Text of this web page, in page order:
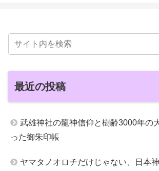
最近の投稿
武雄神社の龍神信仰と樹齢3000年の
った御朱印帳
ヤマタノオロチだけじゃない、日本